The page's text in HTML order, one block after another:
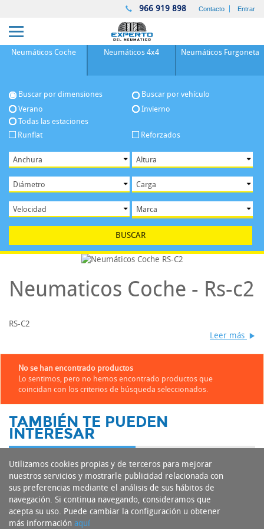
966 919 898 Contacto Entrar
Neumáticos Coche Neumáticos 4x4 Neumáticos Furgoneta
Buscar por dimensiones
Buscar por vehículo
Verano
Invierno
Todas las estaciones
Runflat
Reforzados
BUSCAR
Neumaticos Coche - Rs-c2
RS-C2
Leer más
No se han encontrado productos
Lo sentimos, pero no hemos encontrado productos que
coincidan con los criterios de búsqueda seleccionados.
TAMBIÉN TE PUEDEN
INTERESAR
Utilizamos cookies propias y de terceros para mejorar
nuestros servicios y mostrarle publicidad relacionada con
sus preferencias mediante el análisis de sus hábitos de
navegación. Si continua navegando, consideramos que
acepta su uso. Puede cambiar la configuración u obtener
más información aquí